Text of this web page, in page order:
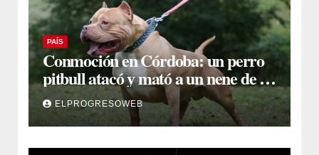
PAÍS
Conmoción en Córdoba: un perro
pitbull atacó y mató a un nene de 3
añosELPROGRESOWEB